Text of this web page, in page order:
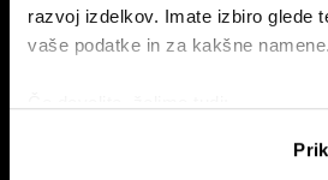
razvoj izdelkov. Imate izbiro glede
vaše podatke in za kakšne namene.